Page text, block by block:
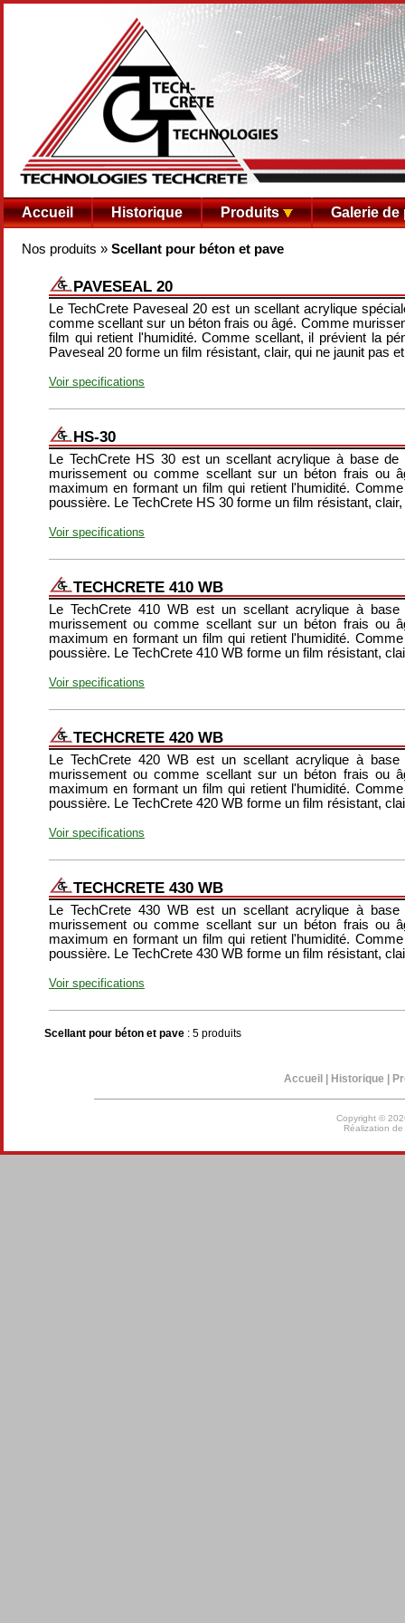
Accueil Historique Produits Galerie
Nos produits » Scellant pour béton et pave
PAVESEAL 20
Le TechCrete Paveseal 20 est un scellant acrylique
comme scellant sur un béton frais ou âgé. Comme
film qui retient l'humidité. Comme scellant, il prévient la
Paveseal 20 forme un film résistant, clair, qui ne jaunit pas
Voir specifications
HS-30
Le TechCrete HS 30 est un scellant acrylique à base
murissement ou comme scellant sur un béton frais ou
maximum en formant un film qui retient l'humidité.
poussière. Le TechCrete HS 30 forme un film résistant,
Voir specifications
TECHCRETE 410 WB
Le TechCrete 410 WB est un scellant acrylique à
murissement ou comme scellant sur un béton frais ou
maximum en formant un film qui retient l'humidité.
poussière. Le TechCrete 410 WB forme un film résistant,
Voir specifications
TECHCRETE 420 WB
Le TechCrete 420 WB est un scellant acrylique à
murissement ou comme scellant sur un béton frais ou
maximum en formant un film qui retient l'humidité.
poussière. Le TechCrete 420 WB forme un film résistant,
Voir specifications
TECHCRETE 430 WB
Le TechCrete 430 WB est un scellant acrylique à
murissement ou comme scellant sur un béton frais ou
maximum en formant un film qui retient l'humidité.
poussière. Le TechCrete 430 WB forme un film résistant,
Voir specifications
Scellant pour béton et pave : 5 produits
Accueil Historique
Copyright ©
Réalization de